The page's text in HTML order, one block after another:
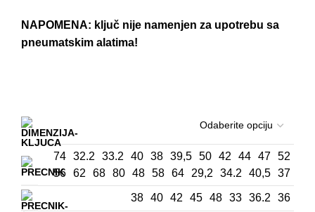
NAPOMENA: ključ nije namenjen za upotrebu sa
pneumatskim alatima!
74 32.2 33.2 40 38 39,5 50 42 44 47 52
56 62 68 80 48 58 64 29,2 34.2 40,5 37
38 40 42 45 48 33 36.2 36